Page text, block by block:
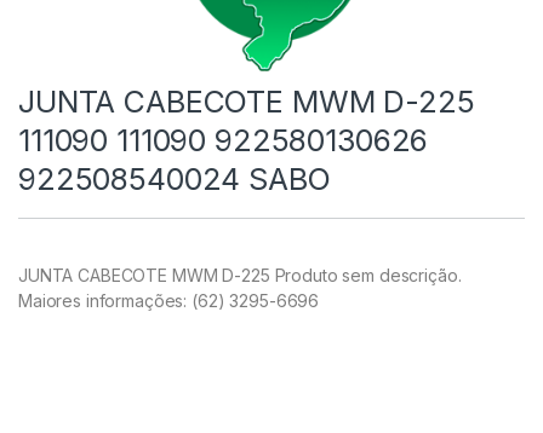
JUNTA CABECOTE MWM D-225
111090 111090 922580130626
922508540024 SABO
JUNTA CABECOTE MWM D-225 Produto sem descrição.
Maiores informações: (62) 3295-6696